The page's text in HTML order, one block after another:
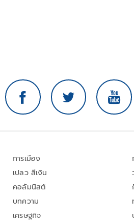
การเมือง
เปลว สีเงิน
คอลัมนิสต์
บทความ
เศรษฐกิจ